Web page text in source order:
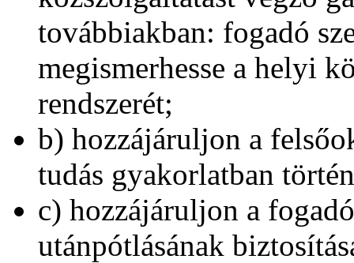
továbbiakban: fogadó
megismerhesse a helyi
rendszerét;
b) hozzájáruljon a
tudás gyakorlatban
c) hozzájáruljon a
utánpótlásának